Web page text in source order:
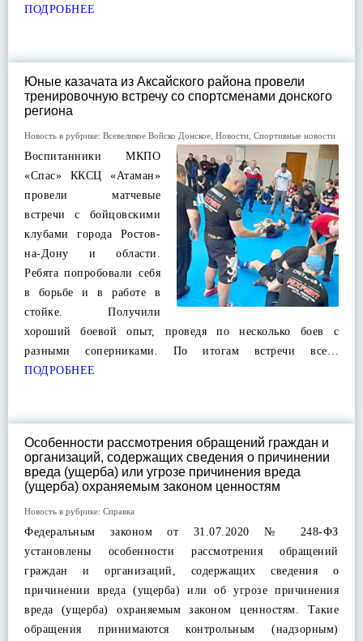
ПОДРОБНЕЕ
Юные казачата из Аксайского района провели
тренировочную встречу со спортсменами донского
региона
Новость в рубрике: Всевеликое Войско Донское Новости Спортивные новости
Воспитанники МКПО
«Спас» ККСЦ «Атаман»
провели матчевые
встречи с бойцовскими
клубами города Ростов-
на-Дону и области.
Ребята попробовали себя
в борьбе и в работе в
стойке. Получили
хороший боевой опыт, проведя по несколько боев с
разными соперниками. По итогам встречи все…
ПОДРОБНЕЕ
Особенности рассмотрения обращений граждан и
организаций, содержащих сведения о причинении
вреда (ущерба) или угрозе причинения вреда
(ущерба) охраняемым законом ценностям
Новость в рубрике: Справка
Федеральным законом от 31.07.2020 № 248-ФЗ
установлены особенности рассмотрения обращений
граждан и организаций, содержащих сведения о
причинении вреда (ущерба) или об угрозе причинения
вреда (ущерба) охраняемым законом ценностям. Такие
обращения принимаются контрольным (надзорным)